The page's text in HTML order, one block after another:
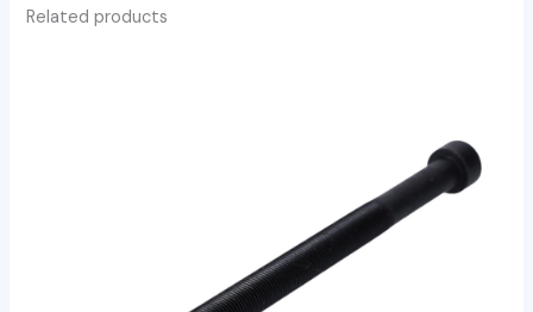
Related products